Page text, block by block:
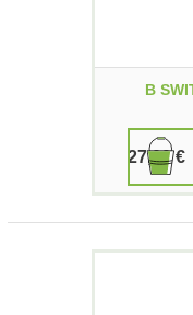
B
27,00 €